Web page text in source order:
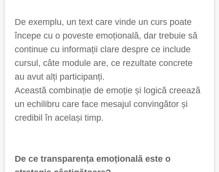
De exemplu, un text care vinde un curs poate
începe cu o poveste emoțională, dar trebuie să
continue cu informații clare despre ce include
cursul, câte module are, ce rezultate concrete
au avut alți participanți.
Această combinație de emoție și logică creează
un echilibru care face mesajul convingător și
credibil în același timp.
De ce transparența emoțională este o